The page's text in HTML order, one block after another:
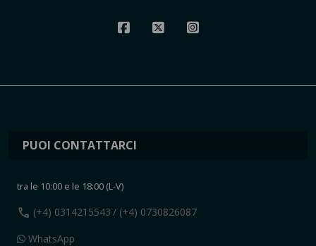
PUOI CONTATTARCI
tra le 10:00 e le 18:00 (L-V)
call (+4) 0314215543 / (+4) 0730826087
WhatsApp